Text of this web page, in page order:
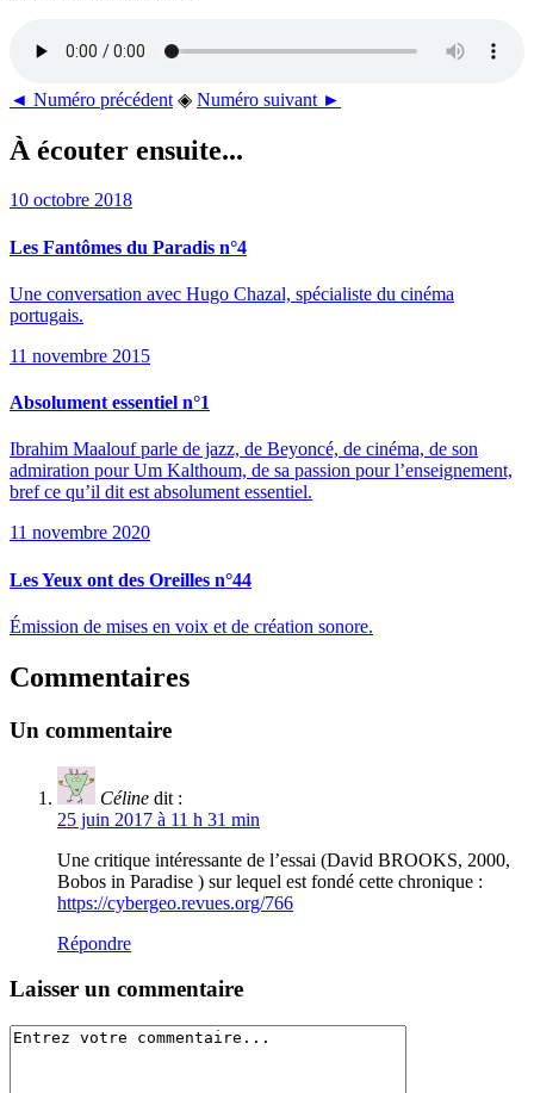
◄ Numéro précédent ◈ Numéro suivant ►
À écouter ensuite...
10 octobre 2018
Les Fantômes du Paradis n°4
Une conversation avec Hugo Chazal, spécialiste du cinéma
portugais.
11 novembre 2015
Absolument essentiel n°1
Ibrahim Maalouf parle de jazz, de Beyoncé, de cinéma, de son
admiration pour Um Kalthoum, de sa passion pour l’enseignement,
bref ce qu’il dit est absolument essentiel.
11 novembre 2020
Les Yeux ont des Oreilles n°44
Émission de mises en voix et de création sonore.
Commentaires
Un commentaire
Céline dit :
25 juin 2017 à 11 h 31 min
Une critique intéressante de l’essai (David BROOKS, 2000,
Bobos in Paradise ) sur lequel est fondé cette chronique :
https://cybergeo.revues.org/766
Répondre
Laisser un commentaire